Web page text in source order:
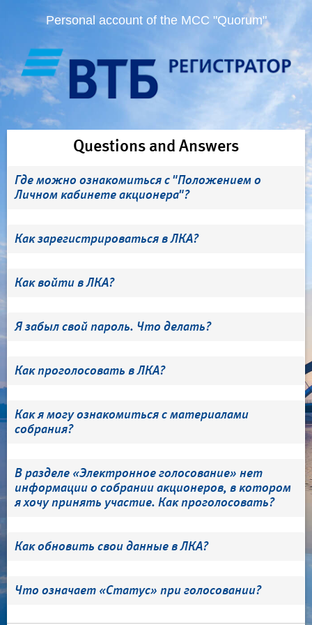
Personal account of the MCC "Quorum"
Questions and Answers
Где можно ознакомиться с "Положением о
Личном кабинете акционера"?
Как зарегистрироваться в ЛКА?
Как войти в ЛКА?
Я забыл свой пароль. Что делать?
Как проголосовать в ЛКА?
Как я могу ознакомиться с материалами
собрания?
В разделе «Электронное голосование» нет
информации о собрании акционеров, в котором
я хочу принять участие. Как проголосовать?
Как обновить свои данные в ЛКА?
Что означает «Статус» при голосовании?